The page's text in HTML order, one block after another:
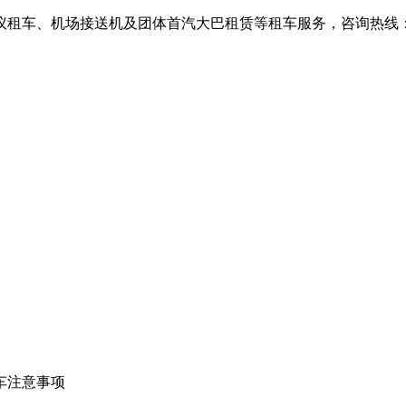
车、机场接送机及团体首汽大巴租赁等租车服务，咨询热线
注意事项